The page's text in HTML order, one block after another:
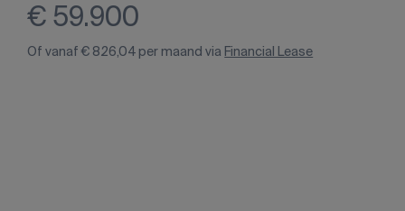
€ 59.900
Of vanaf € 826,04 per maand via Financial Lease